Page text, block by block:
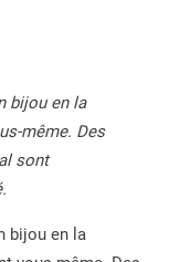
bijou en la
même. Des
sont
bijou en la